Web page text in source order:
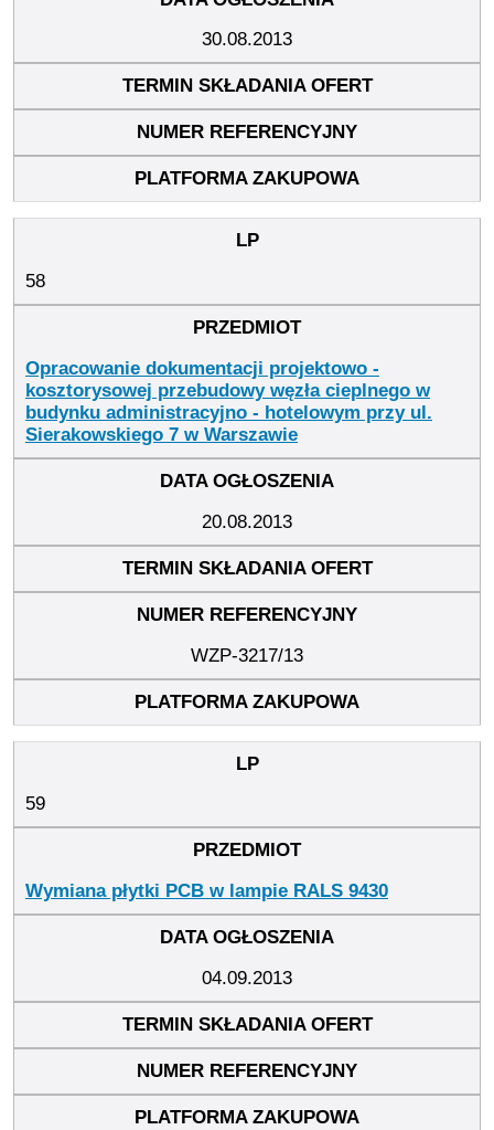
30.08.2013
58
Opracowanie dokumentacji projektowo -
kosztorysowej przebudowy węzła cieplnego w
budynku administracyjno - hotelowym przy ul.
Sierakowskiego 7 w Warszawie
20.08.2013
WZP-3217/13
59
Wymiana płytki PCB w lampie RALS 9430
04.09.2013